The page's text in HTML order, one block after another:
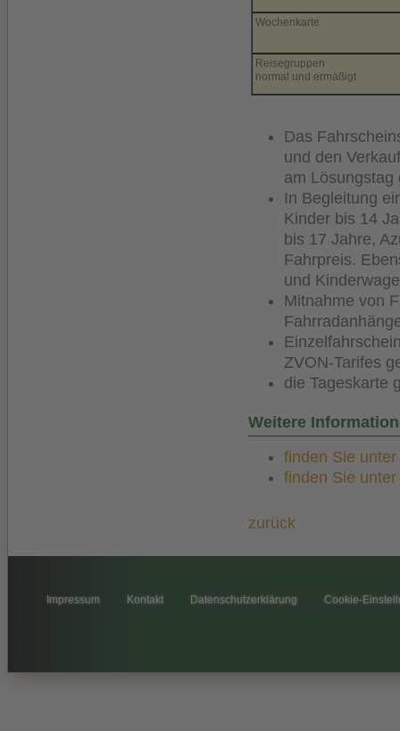
Wochenkarte
Reisegruppen
normal und ermäßigt
Das
und den
am Lösungstag
In Begleitung
Kinder bis 14
bis 17 Jahre,
Fahrpreis.
und
Mitnahme von
ZVON-Tarifes
die Tageskarte
Weitere
finden Sie
finden Sie
zurück
Impressum Kontakt Datenschutzerklärung Cookie-